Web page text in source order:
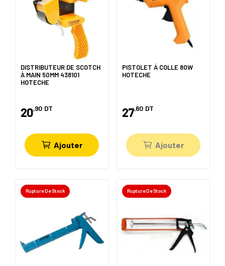
DISTRIBUTEUR DE SCOTCH
À MAIN 50MM 438101
HOTECHE
20,90 DT
Ajouter
PISTOLET À COLLE 80W
HOTECHE
27,60 DT
Ajouter
Rupture De Stock Rupture De Stock